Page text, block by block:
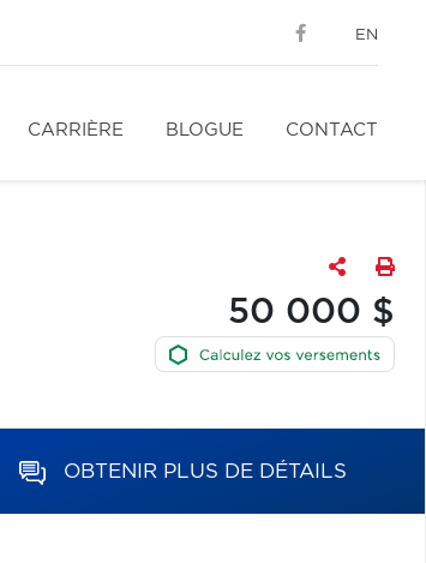
EN
CARRIÈRE BLOGUE CONTACT
50 000 $
OBTENIR PLUS DE DÉTAILS